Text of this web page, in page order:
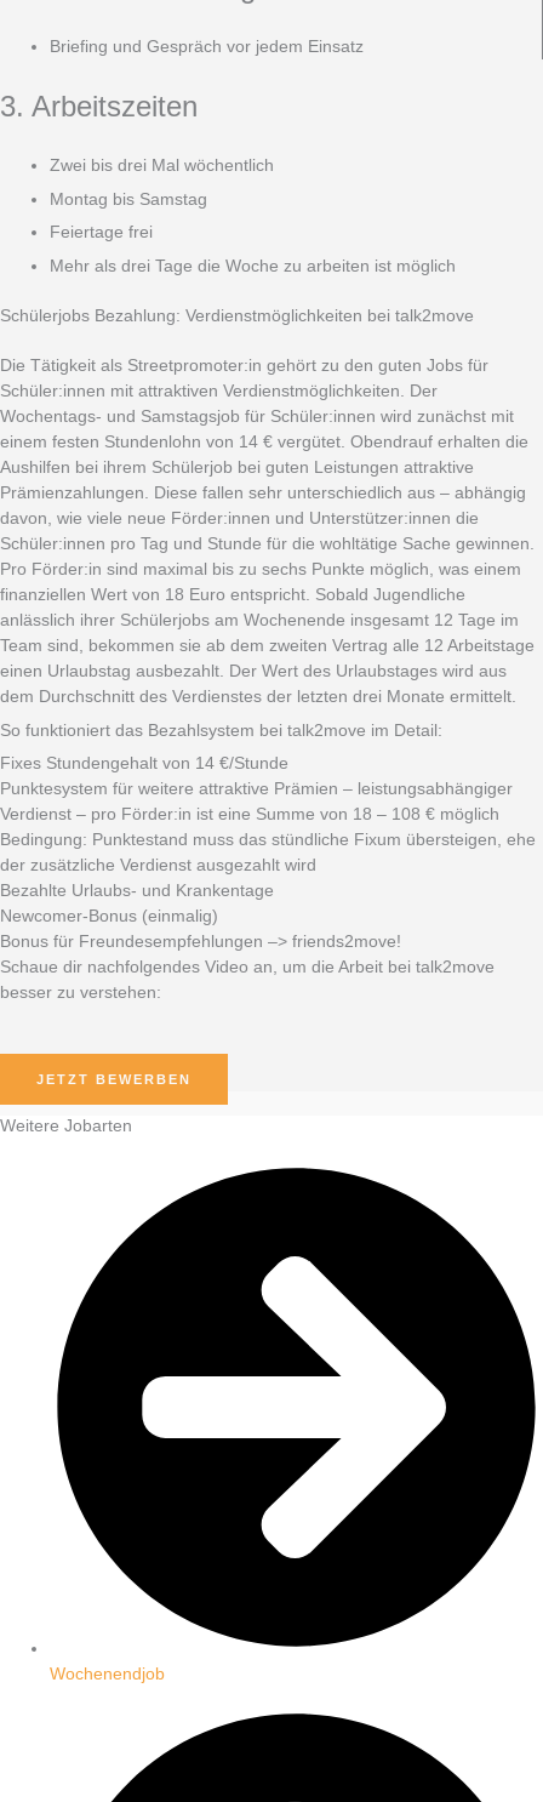
Briefing und Gespräch vor jedem Einsatz
3. Arbeitszeiten
Zwei bis drei Mal wöchentlich
Montag bis Samstag
Feiertage frei
Mehr als drei Tage die Woche zu arbeiten ist möglich
Schülerjobs Bezahlung: Verdienstmöglichkeiten bei talk2move
Die Tätigkeit als Streetpromoter:in gehört zu den guten Jobs für
Schüler:innen mit attraktiven Verdienstmöglichkeiten. Der
Wochentags- und Samstagsjob für Schüler:innen wird zunächst mit
einem festen Stundenlohn von 14 € vergütet. Obendrauf erhalten die
Aushilfen bei ihrem Schülerjob bei guten Leistungen attraktive
Prämienzahlungen. Diese fallen sehr unterschiedlich aus – abhängig
davon, wie viele neue Förder:innen und Unterstützer:innen die
Schüler:innen pro Tag und Stunde für die wohltätige Sache gewinnen.
Pro Förder:in sind maximal bis zu sechs Punkte möglich, was einem
finanziellen Wert von 18 Euro entspricht. Sobald Jugendliche
anlässlich ihrer Schülerjobs am Wochenende insgesamt 12 Tage im
Team sind, bekommen sie ab dem zweiten Vertrag alle 12 Arbeitstage
einen Urlaubstag ausbezahlt. Der Wert des Urlaubstages wird aus
dem Durchschnitt des Verdienstes der letzten drei Monate ermittelt.
So funktioniert das Bezahlsystem bei talk2move im Detail:
Fixes Stundengehalt von 14 €/Stunde
Punktesystem für weitere attraktive Prämien – leistungsabhängiger
Verdienst – pro Förder:in ist eine Summe von 18 – 108 € möglich
Bedingung: Punktestand muss das stündliche Fixum übersteigen, ehe
der zusätzliche Verdienst ausgezahlt wird
Bezahlte Urlaubs- und Krankentage
Newcomer-Bonus (einmalig)
Bonus für Freundesempfehlungen –> friends2move!
Schaue dir nachfolgendes Video an, um die Arbeit bei talk2move
besser zu verstehen:
JETZT BEWERBEN
Weitere Jobarten
Wochenendjob